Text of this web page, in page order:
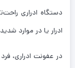
دستگاه ادراری
ادرار یا در موارد
در عفونت ادراری،